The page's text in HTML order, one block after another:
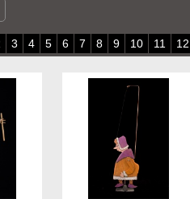
3 4 5 6 7 8 9 10 11 12